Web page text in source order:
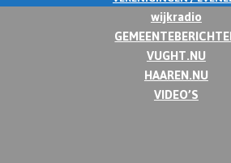
wijkradio
VUGHT.NU
HAAREN.NU
VIDEO’S